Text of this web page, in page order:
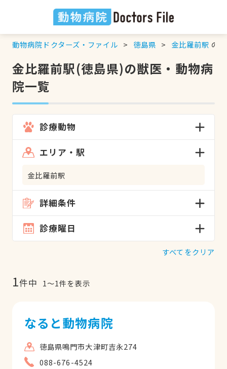
動物病院ドクターズ・ファイル 徳島県 金比羅前駅 の
金比羅前駅(徳島県)の獣医・動物病
院一覧
診療動物
エリア・駅
金比羅前駅
詳細条件
診療曜日
すべてをクリア
1件中 1〜1件を表示
なると動物病院
徳島県鳴門市大津町吉永274
088-676-4524